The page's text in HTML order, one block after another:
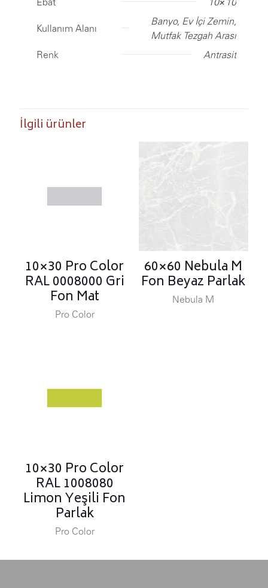
Kullanım Alanı
Banyo, Ev İçi Zemin,
Mutfak Tezgah Arası
Renk
Antrasit
İlgili ürünler
10×30 Pro Color
RAL 0008000 Gri
Fon Mat
Pro Color
60×60 Nebula M
Fon Beyaz Parlak
Nebula M
10×30 Pro Color
RAL 1008080
Limon Yeşili Fon
Parlak
Pro Color